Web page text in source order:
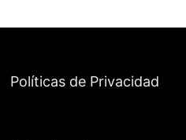
Políticas de Privacidad